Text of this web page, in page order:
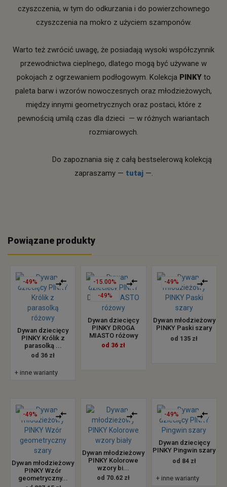
czyszczenia, w tym do odkurzania i do powierzchownego
czyszczenia na mokro z użyciem szamponów.
Warto też zwrócić uwagę, że posiadają wysoki współczynnik
przewodnictwa cieplnego, dlatego mogą być używane w
pokojach z ogrzewaniem podłogowym. Kolekcja PINKYto
paleta barw i wzorów nowoczesnych oraz młodzieżowych,
między innymi geometrycznych oraz postaci, które z
pewnością umilą czas dla dzieci — w różnych wariantach
rozmiarowych.
Do zapoznania się z całą bestselerową kolekcją
zapraszamy — tutaj —.
Powiązane produkty
-49%
Dywan dziecięcy
PINKY Królik z
parasolką ...
od 36 zł
+ inne warianty
-15.00%
-49%
Dywan dziecięcy
PINKY DROGA
MIASTO różowy
od 36 zł
-49%
Dywan młodzieżowy
PINKY Paski szary
od 135 zł
-49%
Dywan młodzieżowy
PINKY Wzór
geometryczny...
Dywan młodzieżowy
PINKY Kolorowe
wzory bi...
od 70.62 zł
-49%
Dywan dziecięcy
PINKY Pingwin szary
od 84 zł
+ inne warianty